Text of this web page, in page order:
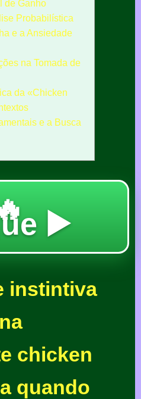
de Ganho
Probabilística
e a Ansiedade
na Tomada de
da «Chicken
e a Busca
▶️
instintiva
chicken
quando